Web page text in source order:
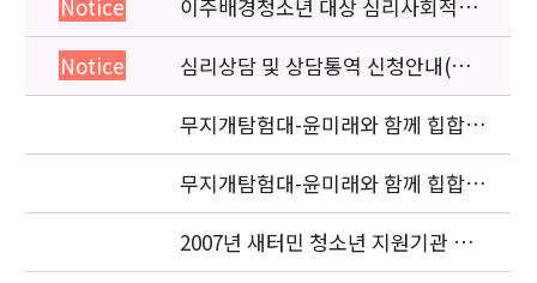
Notice
이주배경청소년 대상 심리사회적응
검사 연수동영상 개편 안내
Notice
심리상담 및 상담통역 신청안내(의뢰
서첨부)
무지개탐험대-윤미래와 함께 힙합을
배워요 (사진2 )
무지개탐험대-윤미래와 함께 힙합을
배워요(사진 1)
2007년 새터민 청소년 지원기관 공
동협력사업 중간보고서 요청